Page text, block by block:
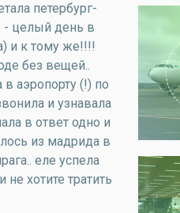
петербург-
- целый день в
и к тому же!!!!
без вещей..
аэропорту (!) по
и узнавала
в ответ одно и
из мадрида в
еле успела
хотите тратить